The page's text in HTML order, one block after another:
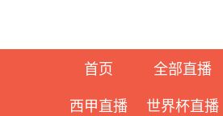
首页 全部直播
西甲直播
世界杯直播